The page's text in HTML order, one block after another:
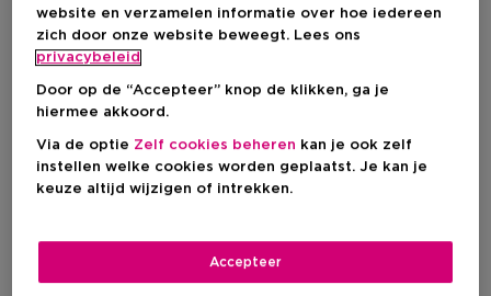
Kies je formaat
50 ML
50 ML
€ 45,00
website en verzamelen informatie over hoe iedereen
zich door onze website beweegt. Lees ons
privacybeleid
Door op de “Accepteer” knop de klikken, ga je
hiermee akkoord.
Via de optie Zelf cookies beheren kan je ook zelf
instellen welke cookies worden geplaatst. Je kan je
keuze altijd wijzigen of intrekken.
Accepteer